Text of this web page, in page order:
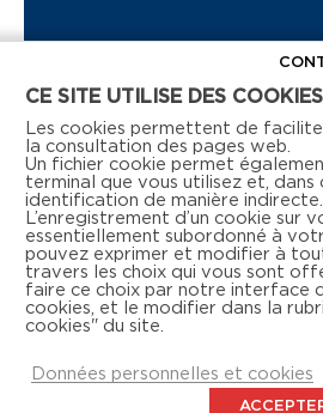
Voir tous les articles
Retrouvez-nous aussi sur
CE SITE UTILISE DES COOKIES
Les cookies permettent de
la consultation des pages web.
Un fichier cookie permet
terminal que vous utilisez et, dans
identification de manière indirecte.
L’enregistrement d’un cookie sur
essentiellement subordonné à
pouvez exprimer et modifier à
travers les choix qui vous sont
faire ce choix par notre interface
cookies, et le modifier dans la
cookies" du site.
Données personnelles et cookies